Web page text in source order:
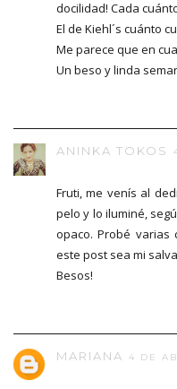
docilidad! Cada
El de Kiehl´s cuánto
Me parece que en
Un beso y linda
ANINKA TOKOS
Fruti, me venís al
pelo y lo iluminé,
opaco. Probé
este post sea mi
Besos!
MARIANA 4 DE